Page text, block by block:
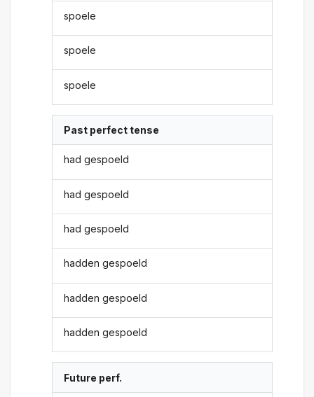
spoele
spoele
spoele
Past perfect tense
had gespoeld
had gespoeld
had gespoeld
hadden gespoeld
hadden gespoeld
hadden gespoeld
Future perf.